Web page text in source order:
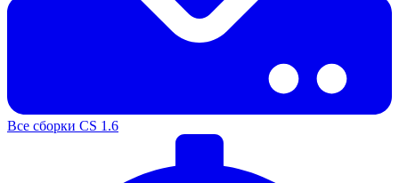
Все сборки CS 1.6